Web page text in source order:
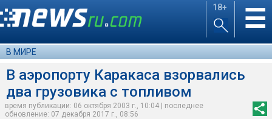
18+ ☰
В МИРЕ
В аэропорту Каракаса взорвались
два грузовика с топливом
время публикации: 06 октября 2003 г., 10:04 | последнее
обновление: 07 декабря 2017 г., 08:56